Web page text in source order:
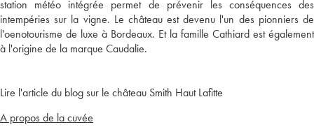
station météo intégrée permet de prévenir les conséquences des
intempéries sur la vigne. Le château est devenu l'un des pionniers de
l'oenotourisme de luxe à Bordeaux. Et la famille Cathiard est également
à l'origine de la marque Caudalie.
Lire l'article du blog sur le château Smith Haut Lafitte
A propos de la cuvée